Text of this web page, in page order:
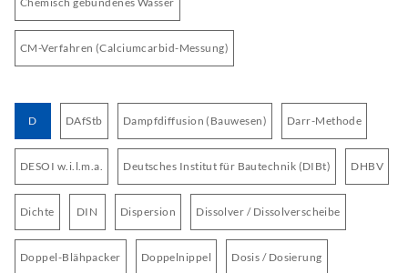
CM-Verfahren (Calciumcarbid-Messung)
D DAfStb Dampfdiffusion (Bauwesen) Darr-Methode
DESOI w.i.l.m.a. Deutsches Institut für Bautechnik (DIBt) DHBV
Dichte DIN Dispersion Dissolver / Dissolverscheibe
Doppel-Blähpacker Doppelnippel Dosis / Dosierung